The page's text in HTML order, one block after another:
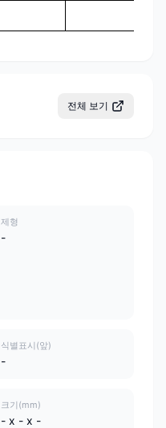
전체 보기
제형
-
식별표시(앞)
-
크기(mm)
- x - x -